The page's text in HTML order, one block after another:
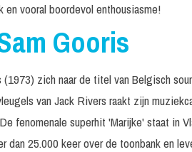
en vooral boordevol enthousiasme!
Gooris
zich naar de titel van Belgisch
van Jack Rivers raakt zijn
fenomenale superhit 'Marijke' staat in
dan 25.000 keer over de toonbank en